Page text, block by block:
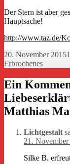
Der Stern ist aber
Hauptsache!
http://www.taz.de/
Veröffentlicht
am
20. November 2015
Erbrochenes
Ein
Matthias
Lichtgestalt
21.
Silke B.